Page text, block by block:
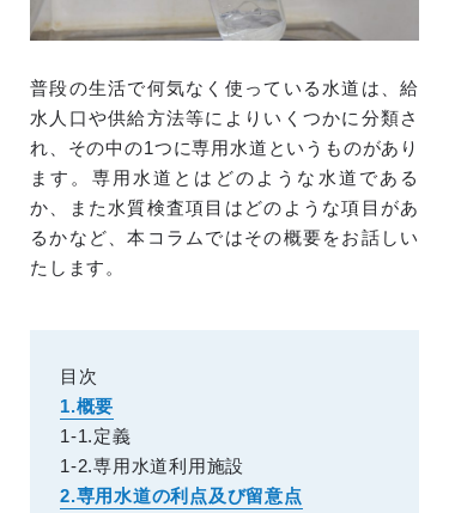
普段の生活で何気なく使っている水道は、給
水人口や供給方法等によりいくつかに分類さ
れ、その中の1つに専用水道というものがあり
ます。専用水道とはどのような水道である
か、また水質検査項目はどのような項目があ
るかなど、本コラムではその概要をお話しい
たします。
目次
1.概要
1-1.定義
1-2.専用水道利用施設
2.専用水道の利点及び留意点